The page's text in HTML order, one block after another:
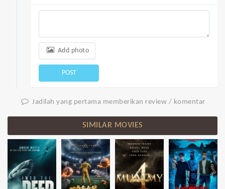
Add photo
POST
Jadilah yang pertama memberikan review / komentar
SIMILAR MOVIES